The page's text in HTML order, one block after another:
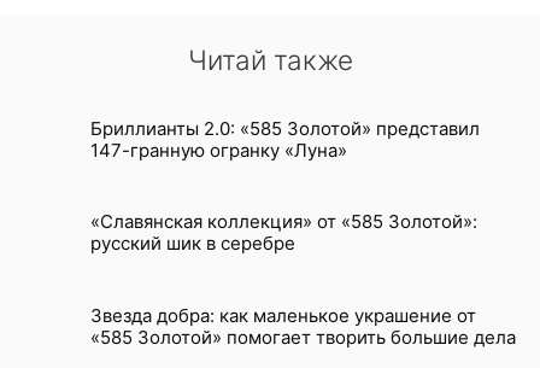
Читай также
Бриллианты 2.0: «585 Золотой» представил
147-гранную огранку «Луна»
«Славянская коллекция» от «585 Золотой»:
русский шик в серебре
Звезда добра: как маленькое украшение от
«585 Золотой» помогает творить большие дела